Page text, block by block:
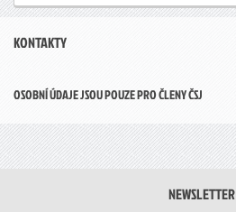
KONTAKTY
OSOBNÍ ÚDAJE JSOU POUZE PRO ČLENY ČSJ
NEWSLETTER